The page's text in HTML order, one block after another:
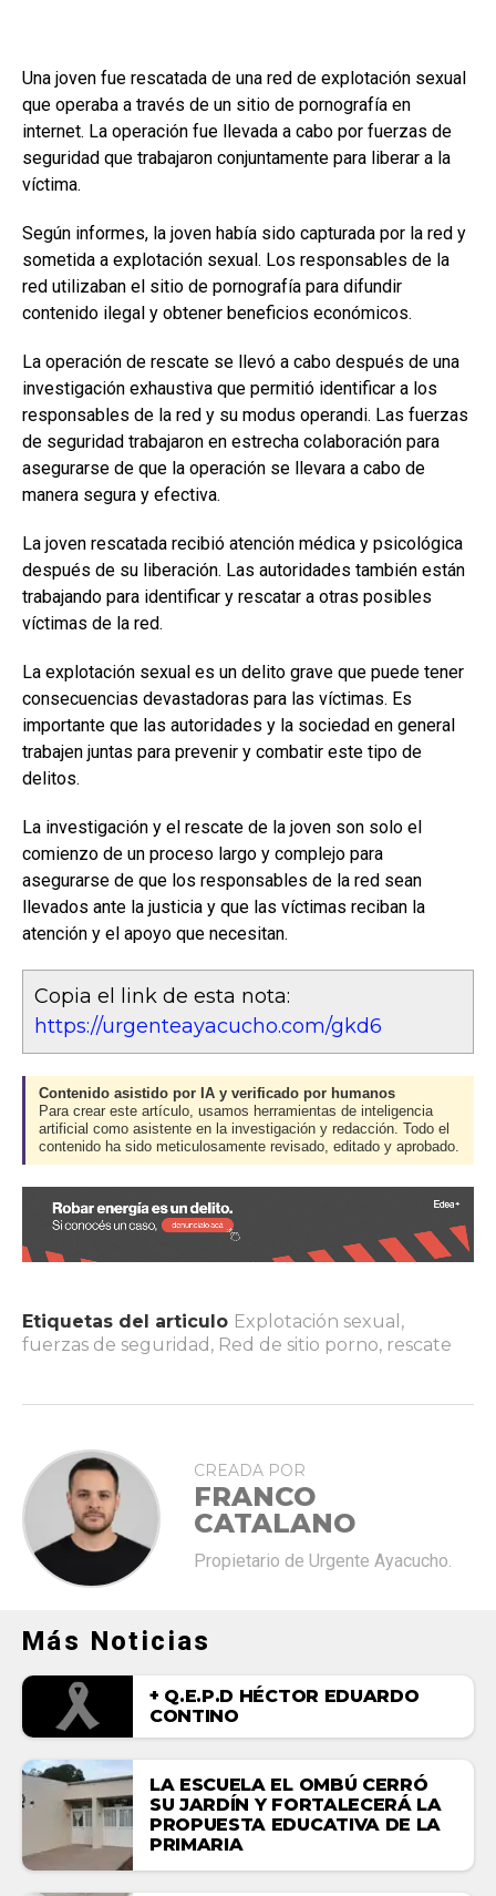
Una joven fue rescatada de una red de explotación sexual
que operaba a través de un sitio de pornografía en
internet. La operación fue llevada a cabo por fuerzas de
seguridad que trabajaron conjuntamente para liberar a la
víctima.
Según informes, la joven había sido capturada por la red y
sometida a explotación sexual. Los responsables de la
red utilizaban el sitio de pornografía para difundir
contenido ilegal y obtener beneficios económicos.
La operación de rescate se llevó a cabo después de una
investigación exhaustiva que permitió identificar a los
responsables de la red y su modus operandi. Las fuerzas
de seguridad trabajaron en estrecha colaboración para
asegurarse de que la operación se llevara a cabo de
manera segura y efectiva.
La joven rescatada recibió atención médica y psicológica
después de su liberación. Las autoridades también están
trabajando para identificar y rescatar a otras posibles
víctimas de la red.
La explotación sexual es un delito grave que puede tener
consecuencias devastadoras para las víctimas. Es
importante que las autoridades y la sociedad en general
trabajen juntas para prevenir y combatir este tipo de
delitos.
La investigación y el rescate de la joven son solo el
comienzo de un proceso largo y complejo para
asegurarse de que los responsables de la red sean
llevados ante la justicia y que las víctimas reciban la
atención y el apoyo que necesitan.
Copia el link de esta nota:
https://urgenteayacucho.com/gkd6
Contenido asistido por IA y verificado por humanos
Para crear este artículo, usamos herramientas de inteligencia
artificial como asistente en la investigación y redacción. Todo el
contenido ha sido meticulosamente revisado, editado y aprobado.
Etiquetas del articulo Explotación sexual ,
fuerzas de seguridad , Red de sitio porno, rescate
CREADA POR
FRANCO
CATALANO
Propietario de Urgente Ayacucho.
Más Noticias
+ Q.E.P.D HÉCTOR EDUARDO
CONTINO
LA ESCUELA EL OMBÚ CERRÓ
SU JARDÍN Y FORTALECERÁ LA
PROPUESTA EDUCATIVA DE LA
PRIMARIA